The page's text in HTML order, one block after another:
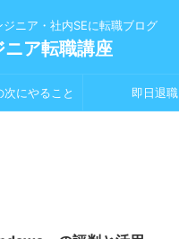
ニア・社内SEに転職ブログ
ア転職講座
にやること 即日退職